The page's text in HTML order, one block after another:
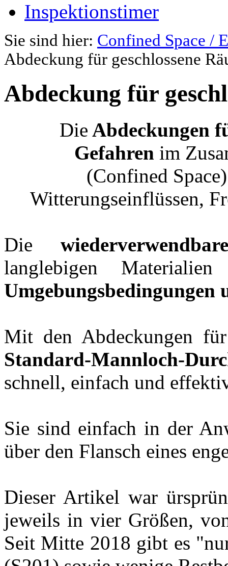
Inspektionstimer
Sie sind hier: Confined Space /
Abdeckung für geschlossene
Abdeckung für
Die Abdeckungen
Gefahren im
(Confined
Witterungseinflüssen,
Die
langlebigen
Umgebungsbedingungen
Mit den Abdeckungen
Standard-Mannloch-
schnell, einfach und
Sie sind einfach in der
über den Flansch eines
Dieser Artikel war
jeweils in vier Größen,
Seit Mitte 2018 gibt es